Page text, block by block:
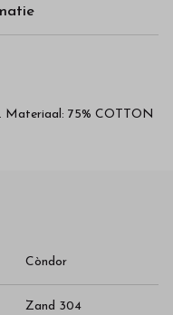
Materiaal: 75% COTTON
Còndor
Zand 304